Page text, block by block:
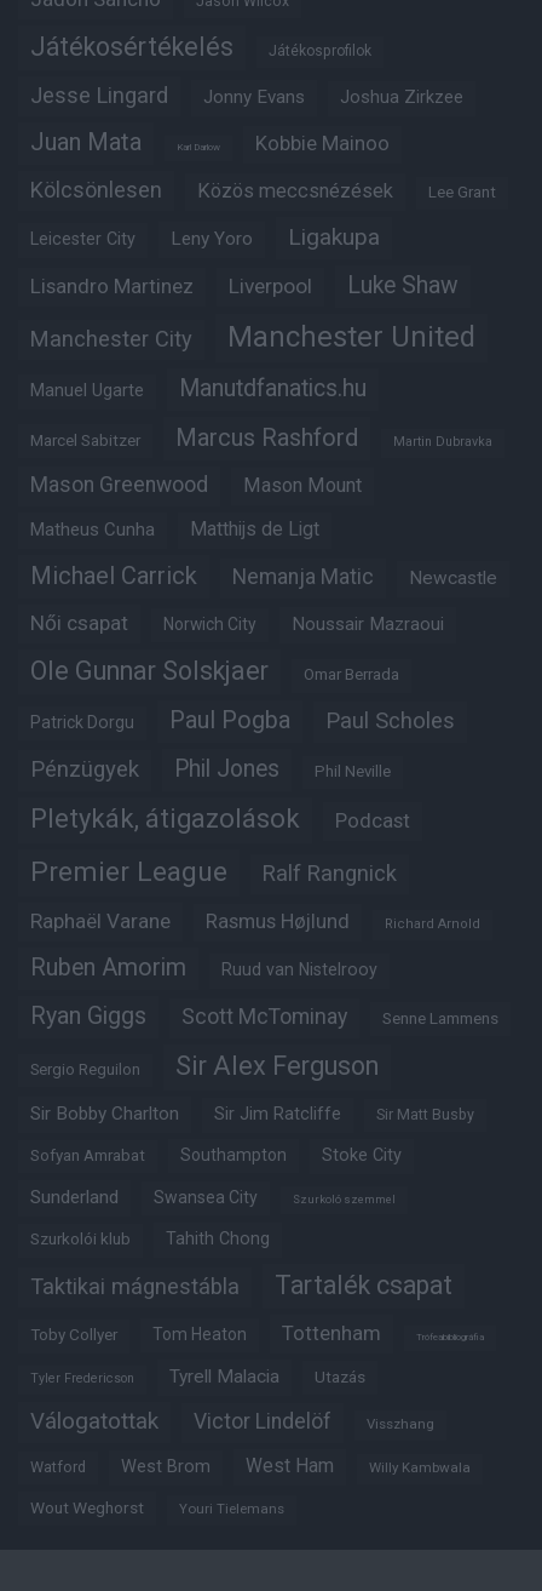
Játékosértékelés Játékosprofilok
Jesse Lingard Jonny Evans Joshua Zirkzee
Juan Mata Karl Darlow Kobbie Mainoo
Kölcsönlesen Közös meccsnézések Lee Grant
Leicester City Leny Yoro Ligakupa
Lisandro Martinez Liverpool Luke Shaw
Manchester City Manchester United
Manuel Ugarte Manutdfanatics.hu
Marcel Sabitzer Marcus Rashford Martin Dubravka
Mason Greenwood Mason Mount
Matheus Cunha Matthijs de Ligt
Michael Carrick Nemanja Matic Newcastle
Női csapat Norwich City Noussair Mazraoui
Ole Gunnar Solskjaer Omar Berrada
Patrick Dorgu Paul Pogba Paul Scholes
Pénzügyek Phil Jones Phil Neville
Pletykák, átigazolások Podcast
Premier League Ralf Rangnick
Raphaël Varane Rasmus Højlund Richard Arnold
Ruben Amorim Ruud van Nistelrooy
Ryan Giggs Scott McTominay Senne Lammens
Sergio Reguilon Sir Alex Ferguson
Sir Bobby Charlton Sir Jim Ratcliffe Sir Matt Busby
Sofyan Amrabat Southampton Stoke City
Sunderland Swansea City Szurkoló szemmel
Szurkolói klub Tahith Chong
Taktikai mágnestábla Tartalék csapat
Toby Collyer Tom Heaton Tottenham Trófeabibliográfia
Tyler Fredericson Tyrell Malacia Utazás
Válogatottak Victor Lindelöf Visszhang
Watford West Brom West Ham Willy Kambwala
Wout Weghorst Youri Tielemans